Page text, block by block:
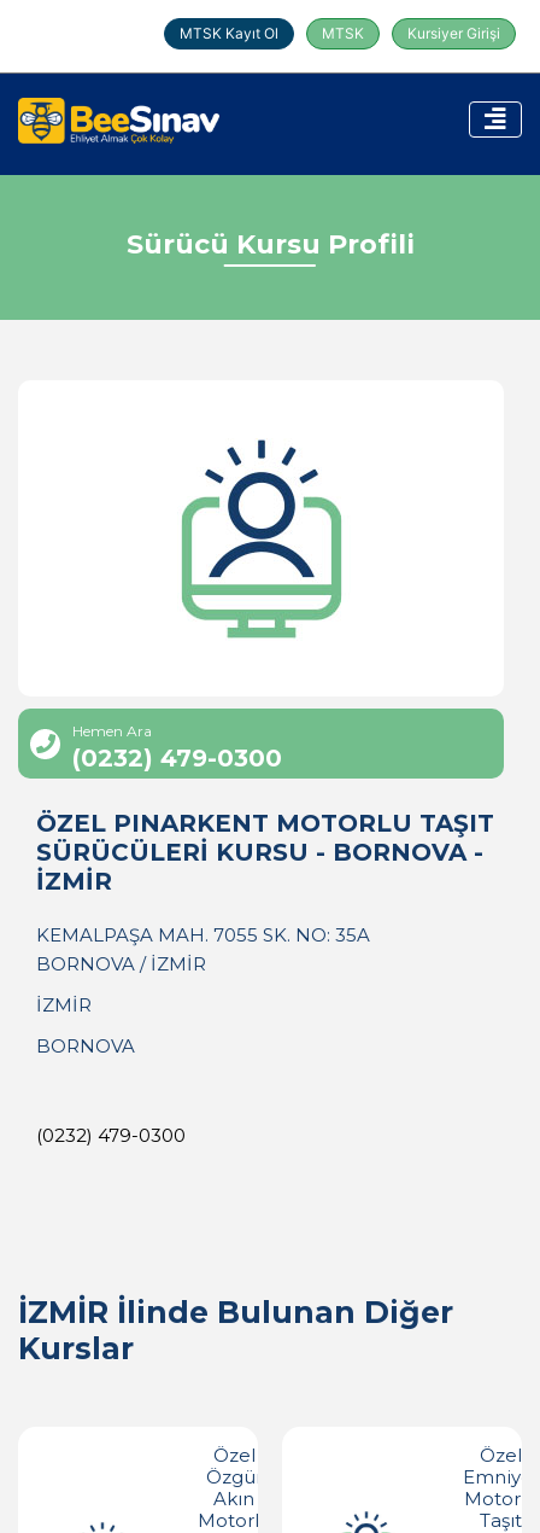
MTSK Kayıt Ol MTSK Kursiyer Girişi
Sürücü Kursu Profili
Hemen Ara
(0232) 479-0300
ÖZEL PINARKENT MOTORLU TAŞIT
SÜRÜCÜLERİ KURSU - BORNOVA -
İZMİR
KEMALPAŞA MAH. 7055 SK. NO: 35A
BORNOVA / İZMİR
İZMİR
BORNOVA
(0232) 479-0300
İZMİR İlinde Bulunan Diğer
Kurslar
Özel
Özgür
Akın
Motorlu
Özel
Emniyet
Motorlu
Taşıt